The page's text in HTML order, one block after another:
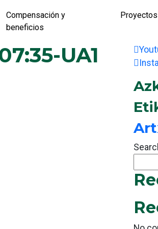
Compensación y
beneficios
Proyectos
UA1